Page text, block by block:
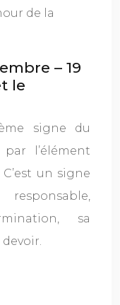
de la
– 19
le
signe du
l’élément
un signe
sa